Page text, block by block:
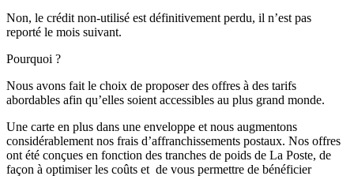
Non, le crédit non-utilisé est définitivement perdu, il n’est pas
reporté le mois suivant.
Pourquoi ?
Nous avons fait le choix de proposer des offres à des tarifs
abordables afin qu’elles soient accessibles au plus grand monde.
Une carte en plus dans une enveloppe et nous augmentons
considérablement nos frais d’affranchissements postaux. Nos offres
ont été conçues en fonction des tranches de poids de La Poste, de
façon à optimiser les coûts et de vous permettre de bénéficier